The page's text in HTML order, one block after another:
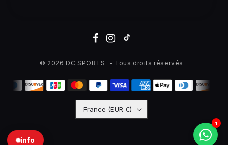
© 2026 DC.SPORTS - Tous droits réservés
France (EUR €)
info
1